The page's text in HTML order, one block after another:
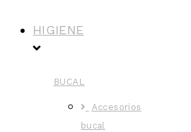
HIGIENE
BUCAL
Accesorios
bucal